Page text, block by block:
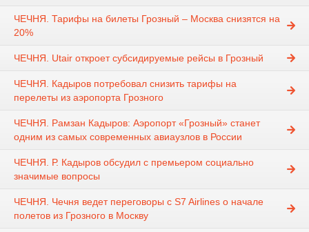
ЧЕЧНЯ. Тарифы на билеты Грозный – Москва снизятся на
20%
ЧЕЧНЯ. Utair откроет субсидируемые рейсы в Грозный
ЧЕЧНЯ. Кадыров потребовал снизить тарифы на
перелеты из аэропорта Грозного
ЧЕЧНЯ. Рамзан Кадыров: Аэропорт «Грозный» станет
одним из самых современных авиаузлов в России
ЧЕЧНЯ. Р. Кадыров обсудил с премьером социально
значимые вопросы
ЧЕЧНЯ. Чечня ведет переговоры с S7 Airlines о начале
полетов из Грозного в Москву